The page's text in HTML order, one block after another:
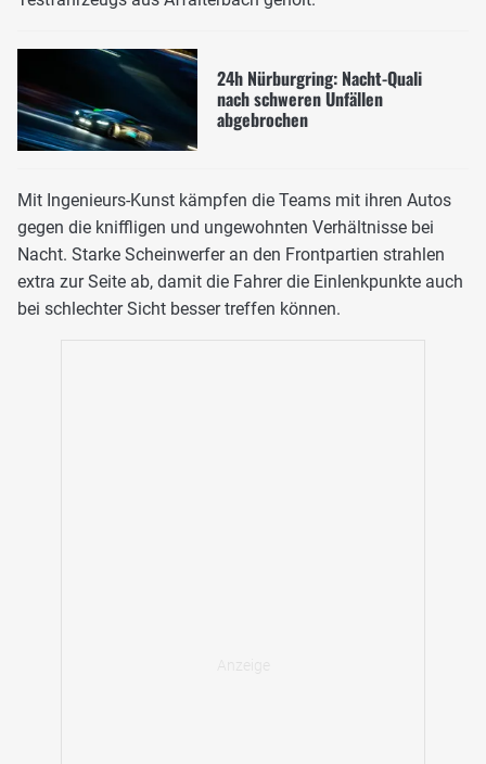
24h Nürburgring: Nacht-Quali
nach schweren Unfällen
abgebrochen
Mit Ingenieurs-Kunst kämpfen die Teams mit ihren Autos
gegen die kniffligen und ungewohnten Verhältnisse bei
Nacht. Starke Scheinwerfer an den Frontpartien strahlen
extra zur Seite ab, damit die Fahrer die Einlenkpunkte auch
bei schlechter Sicht besser treffen können.